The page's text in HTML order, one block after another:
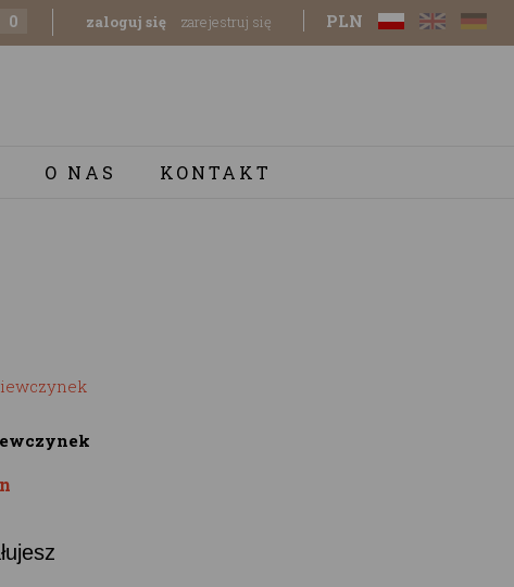
0 zaloguj się zarejestruj się PLN
O NAS KONTAKT